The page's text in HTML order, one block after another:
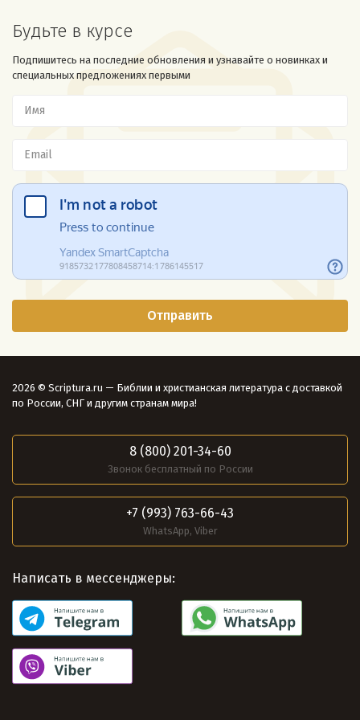
Будьте в курсе
Подпишитесь на последние обновления и узнавайте о новинках и
специальных предложениях первыми
2026 © Scriptura.ru — Библии и христианская литература с доставкой
по России, СНГ и другим странам мира!
8 (800) 201-34-60
Звонок бесплатный по России
+7 (993) 763-66-43
WhatsApp, Viber
Написать в мессенджеры: